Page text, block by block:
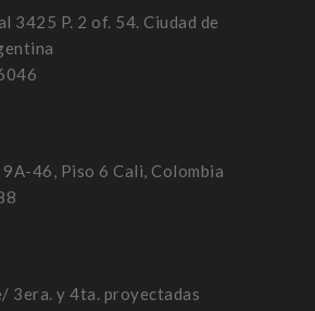
3425 P. 2 of. 54. Ciudad de
46, Piso 6 Cali, Colombia
3era. y 4ta. proyectadas